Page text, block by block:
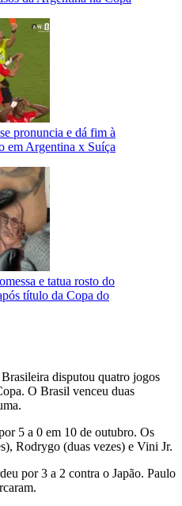
pronuncia e dá fim à
em Argentina x Suíça
e tatua rosto do
título da Copa do
disputou quatro jogos
O Brasil venceu duas
5 a 0 em 10 de outubro. Os
Rodrygo (duas vezes) e Vini Jr.
por 3 a 2 contra o Japão. Paulo